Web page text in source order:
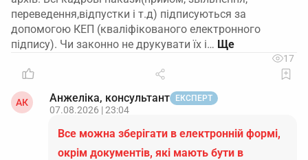
переведення,відпустки і т.д) підписуються за
допомогою КЕП (кваліфікованого електронного
підпису). Чи законно не друкувати їх і…
17
АК Анжеліка, консультант ЕКСПЕРТ
07.08.2026 | 23:04
Все можна зберігати в електронній формі,
окрім документів, які мають бути в